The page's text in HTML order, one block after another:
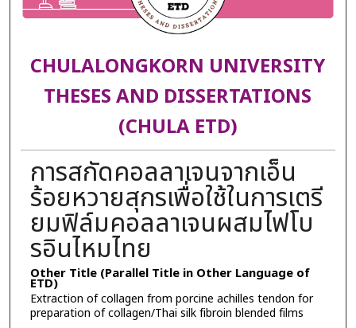
CHULALONGKORN UNIVERSITY
THESES AND DISSERTATIONS
(CHULA ETD)
การสกัดคอลลาเจนจากเอ็น
ร้อยหวายสุกรเพื่อใช้ในการเตรี
ยมฟิล์มคอลลาเจนผสมไฟโบ
รอินไหมไทย
Other Title (Parallel Title in Other Language of
ETD)
Extraction of collagen from porcine achilles tendon for
preparation of collagen/Thai silk fibroin blended films